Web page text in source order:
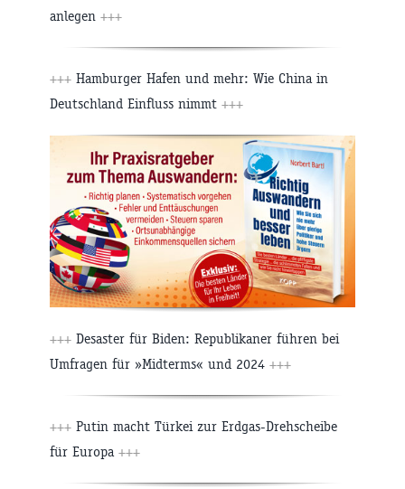
anlegen +++
+++ Hamburger Hafen und mehr: Wie China in
Deutschland Einfluss nimmt +++
+++ Desaster für Biden: Republikaner führen bei
Umfragen für »Midterms« und 2024 +++
+++ Putin macht Türkei zur Erdgas-Drehscheibe
für Europa +++